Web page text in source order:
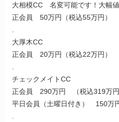
大相模CC 名変可能です！大幅値
正会員 50万円（税込55万円）
大厚木CC
正会員 20万円（税込22万円）
チェックメイトCC
正会員 290万円 （税込319万円
平日会員（土曜日付き） 150万